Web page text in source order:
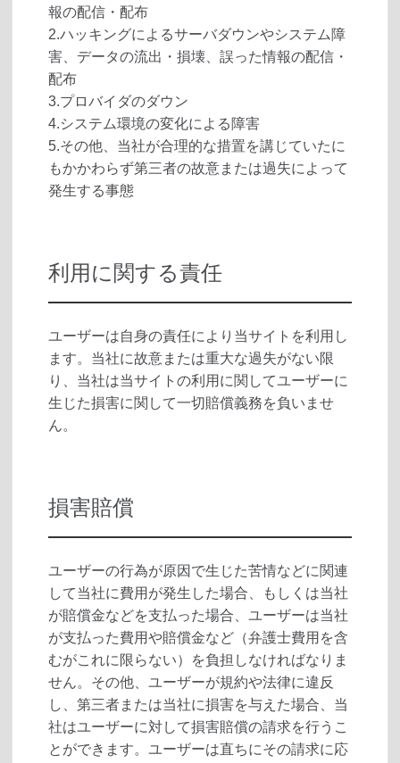
報の配信・配布
2.ハッキングによるサーバダウンやシステム障
害、データの流出・損壊、誤った情報の配信・
配布
3.プロバイダのダウン
4.システム環境の変化による障害
5.その他、当社が合理的な措置を講じていたに
もかかわらず第三者の故意または過失によって
発生する事態
利用に関する責任
ユーザーは自身の責任により当サイトを利用し
ます。当社に故意または重大な過失がない限
り、当社は当サイトの利用に関してユーザーに
生じた損害に関して一切賠償義務を負いませ
ん。
損害賠償
ユーザーの行為が原因で生じた苦情などに関連
して当社に費用が発生した場合、もしくは当社
が賠償金などを支払った場合、ユーザーは当社
が支払った費用や賠償金など（弁護士費用を含
むがこれに限らない）を負担しなければなりま
せん。その他、ユーザーが規約や法律に違反
し、第三者または当社に損害を与えた場合、当
社はユーザーに対して損害賠償の請求を行うこ
とができます。ユーザーは直ちにその請求に応